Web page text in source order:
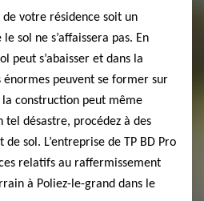
votre résidence soit un
sol ne s’affaissera pas. En
peut s’abaisser et dans la
énormes peuvent se former sur
la construction peut même
tel désastre, procédez à des
sol. L’entreprise de TP BD Pro
relatifs au raffermissement
à Poliez-le-grand dans le